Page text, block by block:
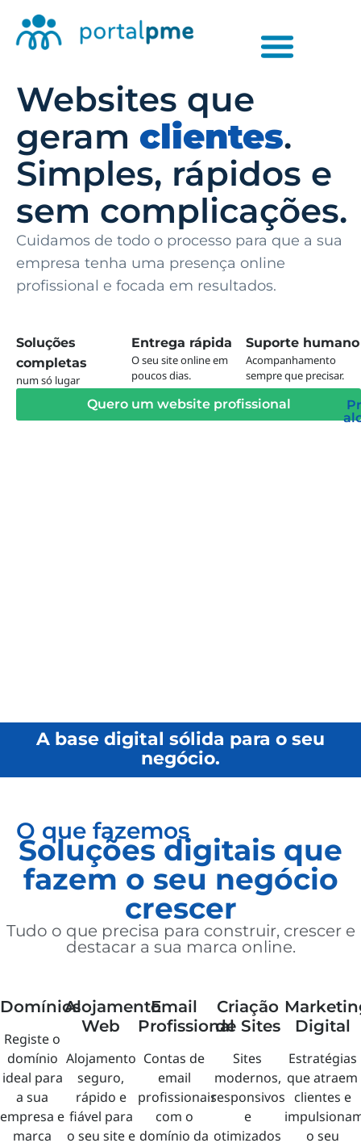
Websites que
geram clientes.
Simples, rápidos e
sem complicações.
Cuidamos de todo o processo para que a sua
empresa tenha uma presença online
profissional e focada em resultados.
Soluções
completas
num só lugar
Entrega rápida
O seu site online em
poucos dias.
Suporte humano
Acompanhamento
sempre que precisar.
Quero um website profissional
A base digital sólida para o seu
negócio.
O que fazemos
Soluções digitais que
fazem o seu negócio
crescer
Tudo o que precisa para construir, crescer e
destacar a sua marca online.
Domínios
Registe o
domínio
ideal para
a sua
empresa e
marca
Alojamento
Web
Alojamento
seguro,
rápido e
fiável para
o seu site e
Email
Profissional
Contas de
email
profissionais
com o
domínio da
Criação
de Sites
Sites
modernos,
responsivos
e
otimizados
Digital
Estratégias
que atraem
clientes e
o seu